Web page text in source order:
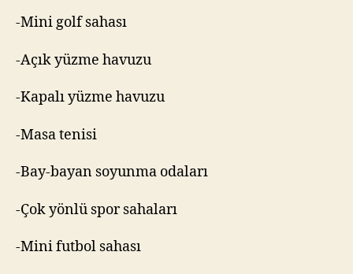
-Mini golf sahası
-Açık yüzme havuzu
-Kapalı yüzme havuzu
-Masa tenisi
-Bay-bayan soyunma odaları
-Çok yönlü spor sahaları
-Mini futbol sahası